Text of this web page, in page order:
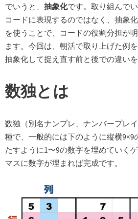
でいうと、 抽象化です。取り組んで
コードに表現するのではなく、抽象
を使うことで、コードの役割分担が
ます。今回は、朝活で取り上げた例
抽象化して捉え直す前と後での違いを
数独とは
数独（別名ナンプレ、ナンバープレ
種で、一般的には下のように縦横9×9
たすように1〜9の数字を埋めていく
マスに数字が埋まれば完成です。